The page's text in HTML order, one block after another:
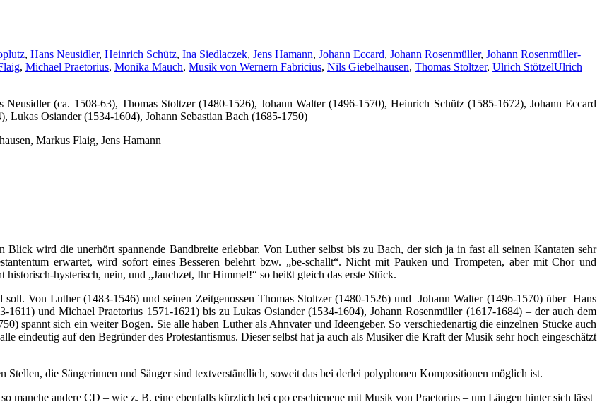
, Hans Neusidler, Heinrich Schütz, Ina Siedlaczek, Jens Hamann, Johann Eccard, Johann Rosenmüller, Johann Rosenmüller-
, Michael Praetorius, Monika Mauch, Musik von Wernern Fabricius, Nils Giebelhausen, Thomas Stoltzer, Ulrich StötzelUlrich
(ca. 1508-63), Thomas Stoltzer (1480-1526), Johann Walter (1496-1570), Heinrich Schütz (1585-1672), Johann Eccard
Lukas Osiander (1534-1604), Johann Sebastian Bach (1685-1750)
Markus Flaig, Jens Hamann
Blick wird die unerhört spannende Bandbreite erlebbar. Von Luther selbst bis zu Bach, der sich ja in fast all seinen Kantaten sehr
erwartet, wird sofort eines Besseren belehrt bzw. „be-schallt“. Nicht mit Pauken und Trompeten, aber mit Chor und
hysterisch, nein, und „Jauchzet, Ihr Himmel!“ so heißt gleich das erste Stück.
Von Luther (1483-1546) und seinen Zeitgenossen Thomas Stoltzer (1480-1526) und Johann Walter (1496-1570) über Hans
und Michael Praetorius 1571-1621) bis zu Lukas Osiander (1534-1604), Johann Rosenmüller (1617-1684) – der auch dem
spannt sich ein weiter Bogen. Sie alle haben Luther als Ahnvater und Ideengeber. So verschiedenartig die einzelnen Stücke auch
eindeutig auf den Begründer des Protestantismus. Dieser selbst hat ja auch als Musiker die Kraft der Musik sehr hoch eingeschätzt
die Sängerinnen und Sänger sind textverständlich, soweit das bei derlei polyphonen Kompositionen möglich ist.
manche andere CD – wie z. B. eine ebenfalls kürzlich bei cpo erschienene mit Musik von Praetorius – um Längen hinter sich lässt